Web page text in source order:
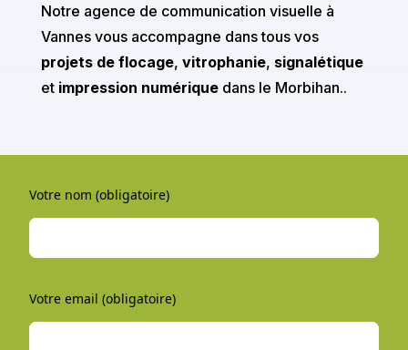
Notre agence de communication visuelle à
Vannes vous accompagne dans tous vos
projets de flocage, vitrophanie, signalétique
et impression numériquedans le Morbihan..
Votre nom (obligatoire)
Votre email (obligatoire)